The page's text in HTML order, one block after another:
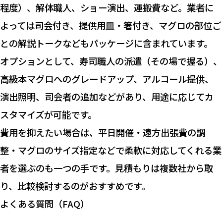
程度）、解体職人、ショー演出、運搬費など。業者に
よっては司会付き、提供用皿・箸付き、マグロの部位ご
との解説トークなどもパッケージに含まれています。
オプションとして、寿司職人の派遣（その場で握る）、
高級本マグロへのグレードアップ、アルコール提供、
演出照明、司会者の追加などがあり、用途に応じてカ
スタマイズが可能です。
費用を抑えたい場合は、平日開催・遠方出張費の調
整・マグロのサイズ指定などで柔軟に対応してくれる業
者を選ぶのも一つの手です。見積もりは複数社から取
り、比較検討するのがおすすめです。
よくある質問（FAQ）